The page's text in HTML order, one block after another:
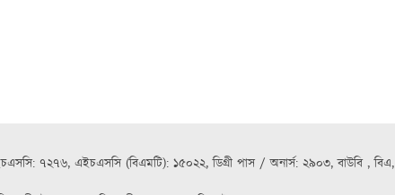
৭২৭৬, এইচএসসি (বিএমটি): ১৫০২২, ডিগ্রী পাস / অনার্স: ২৯০৩, বাউবি , বিএ,